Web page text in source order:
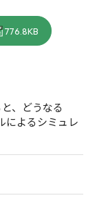
776.8KB
、どうなる
によるシミュレ